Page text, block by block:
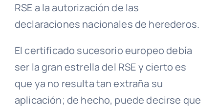
RSE a la autorización de las
declaraciones nacionales de herederos.
El certificado sucesorio europeo debía
ser la gran estrella del RSE y cierto es
que ya no resulta tan extraña su
aplicación; de hecho, puede decirse que